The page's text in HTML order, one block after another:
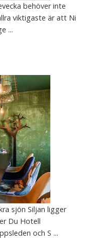
behöver inte
viktigaste är att Ni
...
sjön Siljan ligger
Du Hotell
och S ...